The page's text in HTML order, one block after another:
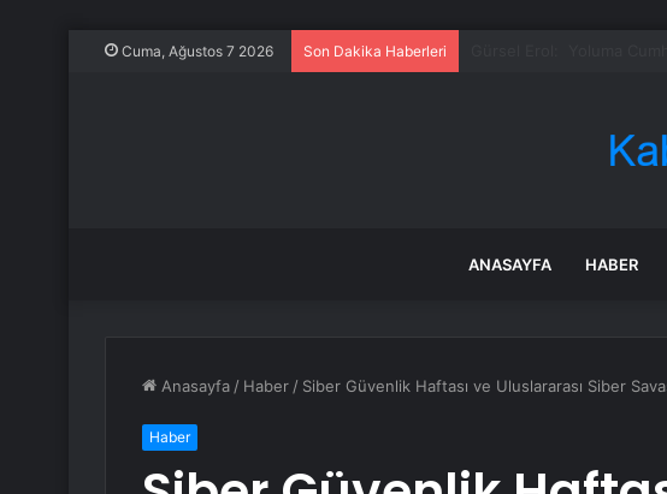
Cuma, Ağustos 7 2026 Son Dakika Haberleri
ANASAYFA HABER
Anasayfa / Haber / Siber Güvenlik Haftası ve Uluslararası Siber
Haber